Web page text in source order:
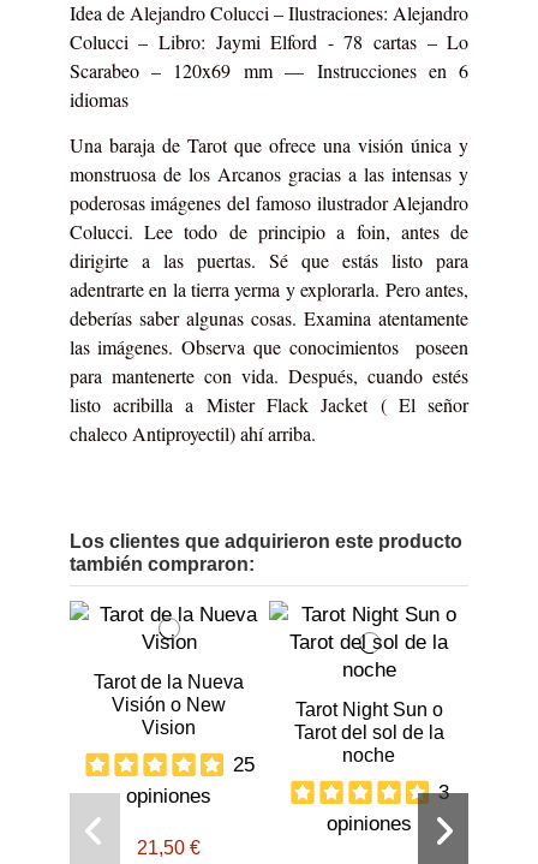
Idea de Alejandro Colucci – Ilustraciones: Alejandro
Colucci – Libro: Jaymi Elford - 78 cartas – Lo
Scarabeo – 120x69 mm –– Instrucciones en 6
idiomas
Una baraja de Tarot que ofrece una visión única y
monstruosa de los Arcanos gracias a las intensas y
poderosas imágenes del famoso ilustrador Alejandro
Colucci. Lee todo de principio a foin, antes de
dirigirte a las puertas. Sé que estás listo para
adentrarte en la tierra yerma y explorarla. Pero antes,
deberías saber algunas cosas. Examina atentamente
las imágenes. Observa que conocimientos poseen
para mantenerte con vida. Después, cuando estés
listo acribilla a Mister Flack Jacket ( El señor
chaleco Antiproyectil) ahí arriba.
Los clientes que adquirieron este producto
también compraron:
Tarot de la Nueva
Visión o New
Vision
25
opiniones
21,50 €
Tarot Night Sun o
Tarot del sol de la
noche
3
opiniones